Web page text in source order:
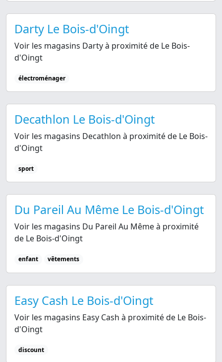
Darty Le Bois-d'Oingt
Voir les magasins Darty à proximité de Le Bois-
d'Oingt
électroménager
Decathlon Le Bois-d'Oingt
Voir les magasins Decathlon à proximité de Le Bois-
d'Oingt
sport
Du Pareil Au Même Le Bois-d'Oingt
Voir les magasins Du Pareil Au Même à proximité
de Le Bois-d'Oingt
enfant vêtements
Easy Cash Le Bois-d'Oingt
Voir les magasins Easy Cash à proximité de Le Bois-
d'Oingt
discount